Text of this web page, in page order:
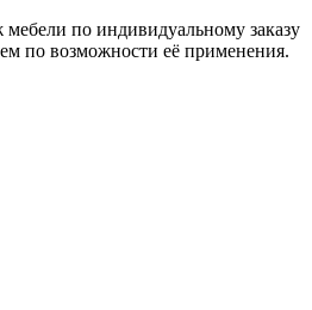
по индивидуальному заказу
по возможности её применения.